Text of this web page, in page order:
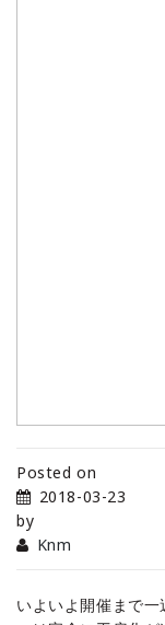
Posted on
2018-03-23
by
Knm
いよいよ開催まで一